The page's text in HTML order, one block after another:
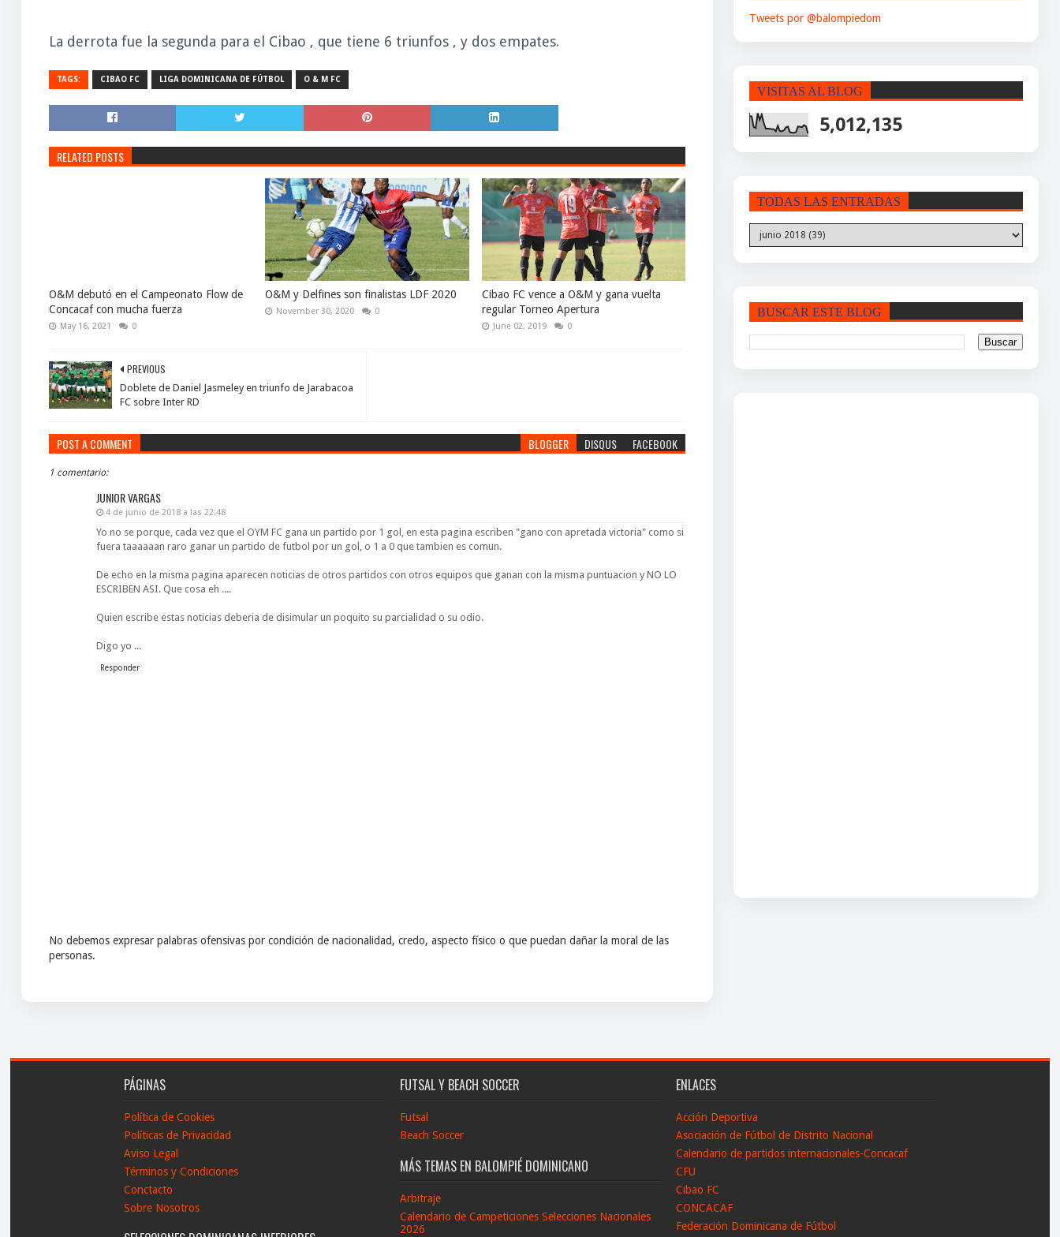
La derrota fue la segunda para el Cibao , que tiene 6 triunfos , y dos empates.
TAGS: CIBAO FC LIGA DOMINICANA DE FÚTBOL O & M FC
RELATED POSTS
O&M debutó en el Campeonato Flow de
Concacaf con mucha fuerza
May 16, 2021 0
O&M y Delfines son finalistas LDF 2020
November 30, 2020 0
Cibao FC vence a O&M y gana vuelta
regular Torneo Apertura
June 02, 2019 0
PREVIOUS
Doblete de Daniel Jasmeley en triunfo de Jarabacoa
FC sobre Inter RD
POST A COMMENT BLOGGER DISQUS FACEBOOK
1 comentario:
JUNIOR VARGAS
4 de junio de 2018 a las 22:48
Yo no se porque, cada vez que el OYM FC gana un partido por 1 gol, en esta pagina escriben "gano con apretada victoria" como si
fuera taaaaaan raro ganar un partido de futbol por un gol, o 1 a 0 que tambien es comun.
De echo en la misma pagina aparecen noticias de otros partidos con otros equipos que ganan con la misma puntuacion y NO LO
ESCRIBEN ASI. Que cosa eh ....
Quien escribe estas noticias deberia de disimular un poquito su parcialidad o su odio.
Digo yo ...
Responder
No debemos expresar palabras ofensivas por condición de nacionalidad, credo, aspecto físico o que puedan dañar la moral de las
personas.
Tweets por @balompiedom
VISITAS AL BLOG
5,012,135
TODAS LAS ENTRADAS
BUSCAR ESTE BLOG
PÁGINAS
Política de Cookies
Políticas de Privacidad
Aviso Legal
Términos y Condiciones
Conctacto
Sobre Nosotros
FUTSAL Y BEACH SOCCER
Futsal
Beach Soccer
MÁS TEMAS EN BALOMPIÉ DOMINICANO
Arbitraje
Calendario de Campeticiones Selecciones Nacionales
2026
ENLACES
Acción Deportiva
Asociación de Fútbol de Distrito Nacional
Calendario de partidos internacionales-Concacaf
CFU
Cibao FC
CONCACAF
Federación Dominicana de Fútbol